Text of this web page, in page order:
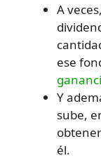
A
ese
Y
sube,
él.